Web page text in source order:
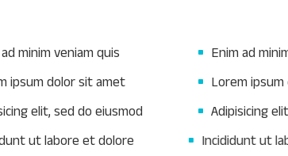
minim veniam quis
ipsum dolor sit amet
elit, sed do eiusmod
ut labore et dolore
Enim ad
Lorem
Adipisicing
Incididunt ut